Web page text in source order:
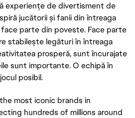
experiențe de divertisment de
jucătorii și fanii din întreaga
face parte din poveste. Face parte
stabilește legături în întreaga
prosperă, sunt încurajate
sunt importante. O echipă în
posibil.
most iconic brands in
hundreds of millions around